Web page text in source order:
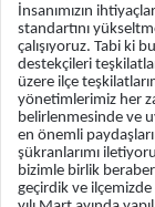
İnsanımızın
standartını
çalışıyoruz. Tabi ki
destekçileri
üzere ilçe
yönetimlerimiz her
belirlenmesinde ve
en önemli
şükranlarımı
bizimle birlik
geçirdik ve